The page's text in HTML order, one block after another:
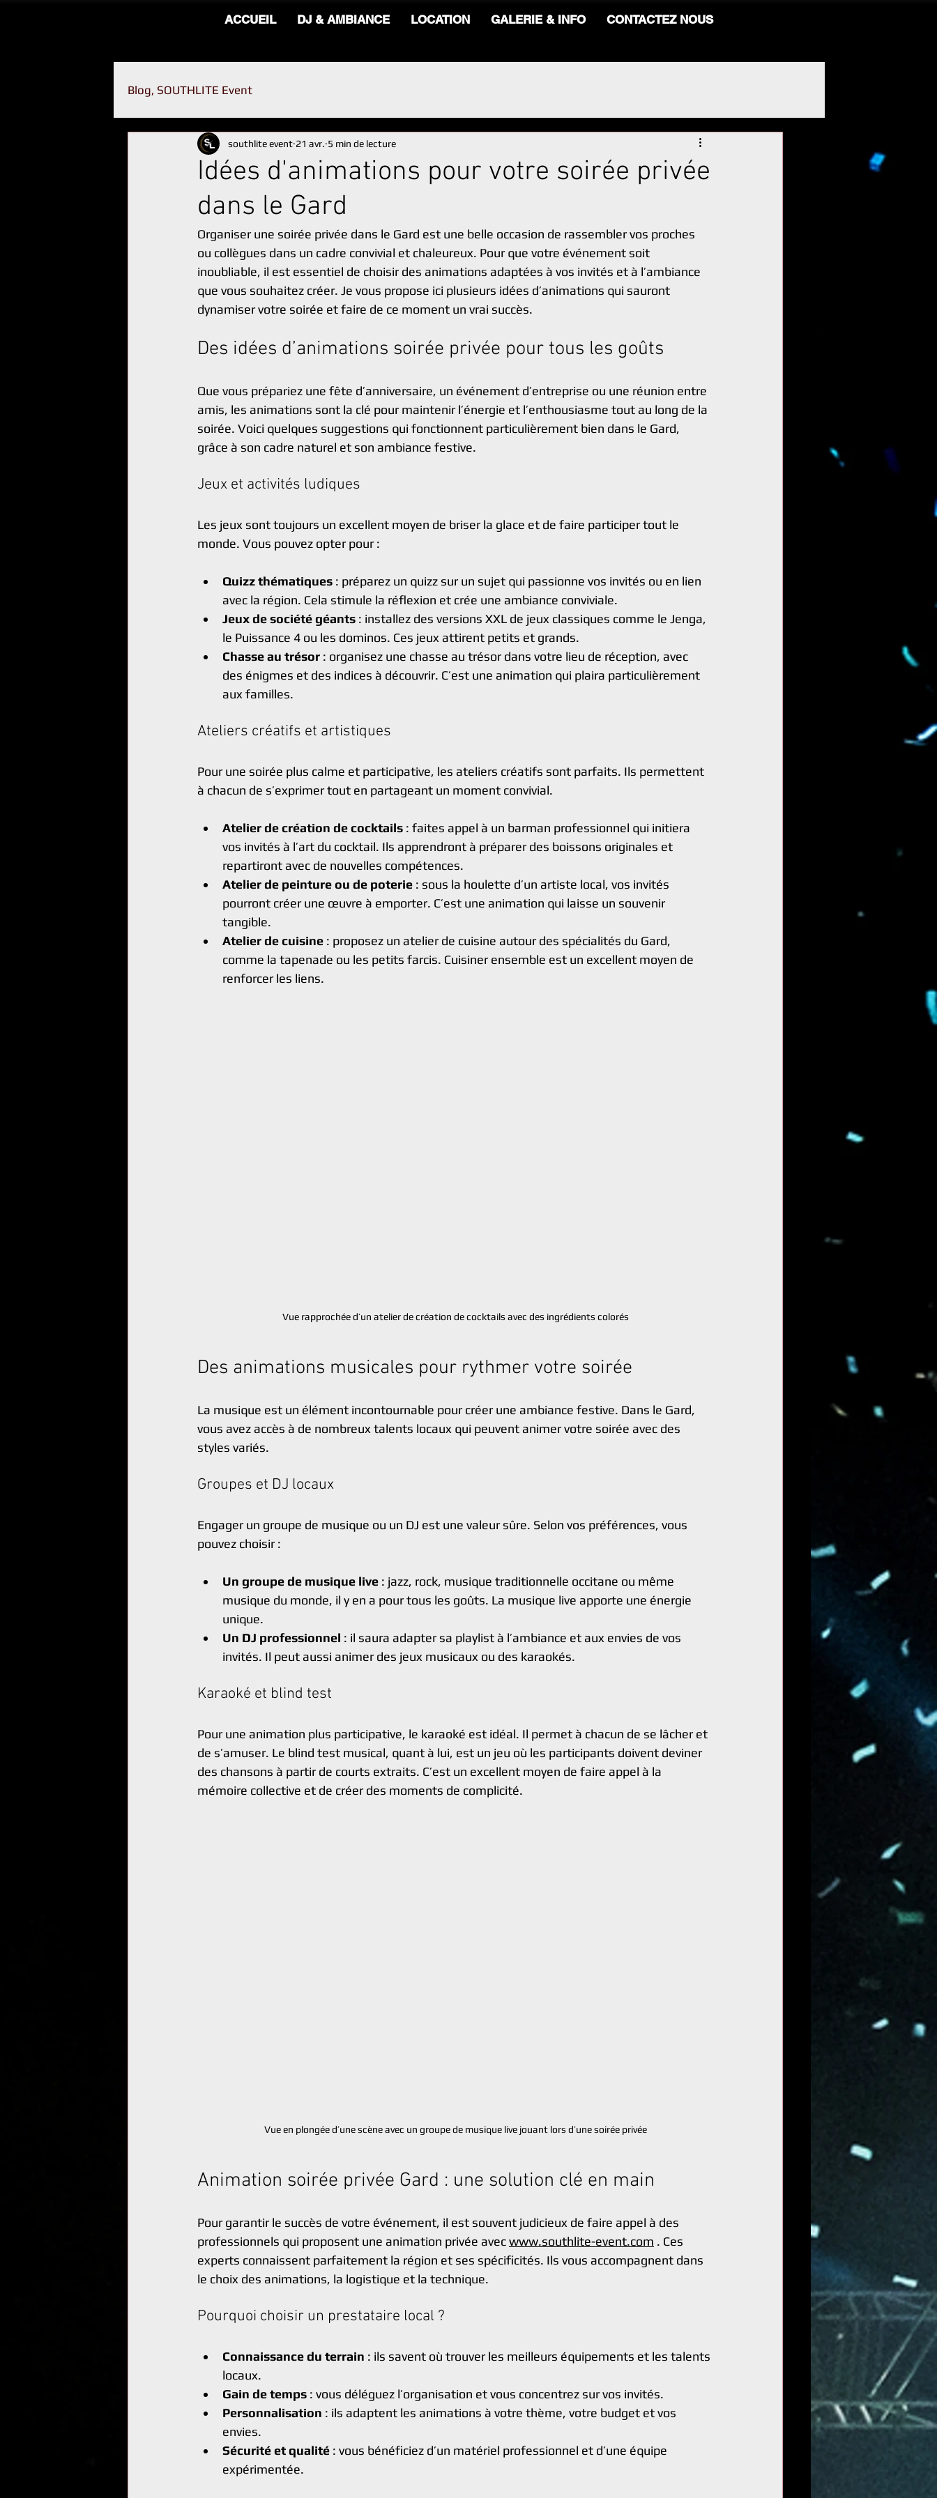
ACCUEIL DJ & AMBIANCE LOCATION GALERIE & INFO CONTACTEZ NOUS
Blog, SOUTHLITE Event
Idées d'animations pour votre soirée privée
dans le Gard
southlite event 21 avr. 5 min de lecture
Organiser une soirée privée dans le Gard est une belle occasion de rassembler vos proches
ou collègues dans un cadre convivial et chaleureux. Pour que votre événement soit
inoubliable, il est essentiel de choisir des animations adaptées à vos invités et à l’ambiance
que vous souhaitez créer. Je vous propose ici plusieurs idées d’animations qui sauront
dynamiser votre soirée et faire de ce moment un vrai succès.
Des idées d’animations soirée privée pour tous les goûts
Que vous prépariez une fête d’anniversaire, un événement d’entreprise ou une réunion entre
amis, les animations sont la clé pour maintenir l’énergie et l’enthousiasme tout au long de la
soirée. Voici quelques suggestions qui fonctionnent particulièrement bien dans le Gard,
grâce à son cadre naturel et son ambiance festive.
Jeux et activités ludiques
Les jeux sont toujours un excellent moyen de briser la glace et de faire participer tout le
monde. Vous pouvez opter pour :
Quizz thématiques : préparez un quizz sur un sujet qui passionne vos invités ou en lien
avec la région. Cela stimule la réflexion et crée une ambiance conviviale.
Jeux de société géants : installez des versions XXL de jeux classiques comme le Jenga,
le Puissance 4 ou les dominos. Ces jeux attirent petits et grands.
Chasse au trésor : organisez une chasse au trésor dans votre lieu de réception, avec
des énigmes et des indices à découvrir. C’est une animation qui plaira particulièrement
aux familles.
Ateliers créatifs et artistiques
Pour une soirée plus calme et participative, les ateliers créatifs sont parfaits. Ils permettent
à chacun de s’exprimer tout en partageant un moment convivial.
Atelier de création de cocktails : faites appel à un barman professionnel qui initiera
vos invités à l’art du cocktail. Ils apprendront à préparer des boissons originales et
repartiront avec de nouvelles compétences.
Atelier de peinture ou de poterie : sous la houlette d’un artiste local, vos invités
pourront créer une œuvre à emporter. C’est une animation qui laisse un souvenir
tangible.
Atelier de cuisine : proposez un atelier de cuisine autour des spécialités du Gard,
comme la tapenade ou les petits farcis. Cuisiner ensemble est un excellent moyen de
renforcer les liens.
Vue rapprochée d’un atelier de création de cocktails avec des ingrédients colorés
Des animations musicales pour rythmer votre soirée
La musique est un élément incontournable pour créer une ambiance festive. Dans le Gard,
vous avez accès à de nombreux talents locaux qui peuvent animer votre soirée avec des
styles variés.
Groupes et DJ locaux
Engager un groupe de musique ou un DJ est une valeur sûre. Selon vos préférences, vous
pouvez choisir :
Un groupe de musique live : jazz, rock, musique traditionnelle occitane ou même
musique du monde, il y en a pour tous les goûts. La musique live apporte une énergie
unique.
Un DJ professionnel : il saura adapter sa playlist à l’ambiance et aux envies de vos
invités. Il peut aussi animer des jeux musicaux ou des karaokés.
Karaoké et blind test
Pour une animation plus participative, le karaoké est idéal. Il permet à chacun de se lâcher et
de s’amuser. Le blind test musical, quant à lui, est un jeu où les participants doivent deviner
des chansons à partir de courts extraits. C’est un excellent moyen de faire appel à la
mémoire collective et de créer des moments de complicité.
Vue en plongée d’une scène avec un groupe de musique live jouant lors d’une soirée privée
Animation soirée privée Gard : une solution clé en main
Pour garantir le succès de votre événement, il est souvent judicieux de faire appel à des
professionnels qui proposent une animation privée avec www.southlite-event.com . Ces
experts connaissent parfaitement la région et ses spécificités. Ils vous accompagnent dans
le choix des animations, la logistique et la technique.
Pourquoi choisir un prestataire local ?
Connaissance du terrain : ils savent où trouver les meilleurs équipements et les talents
locaux.
Gain de temps : vous déléguez l’organisation et vous concentrez sur vos invités.
Personnalisation : ils adaptent les animations à votre thème, votre budget et vos
envies.
Sécurité et qualité : vous bénéficiez d’un matériel professionnel et d’une équipe
expérimentée.